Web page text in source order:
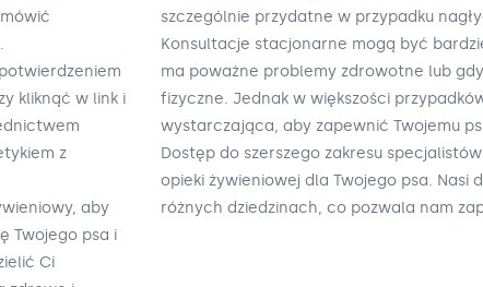
kliknąć w link i
z
aby
Twojego psa i
Ci
szczególnie przydatne w przypadku
Konsultacje stacjonarne mogą być
ma poważne problemy zdrowotne lub
fizyczne. Jednak w większości
wystarczająca, aby zapewnić Twojemu
Dostęp do szerszego zakresu
opieki żywieniowej dla Twojego psa.
różnych dziedzinach, co pozwala nam